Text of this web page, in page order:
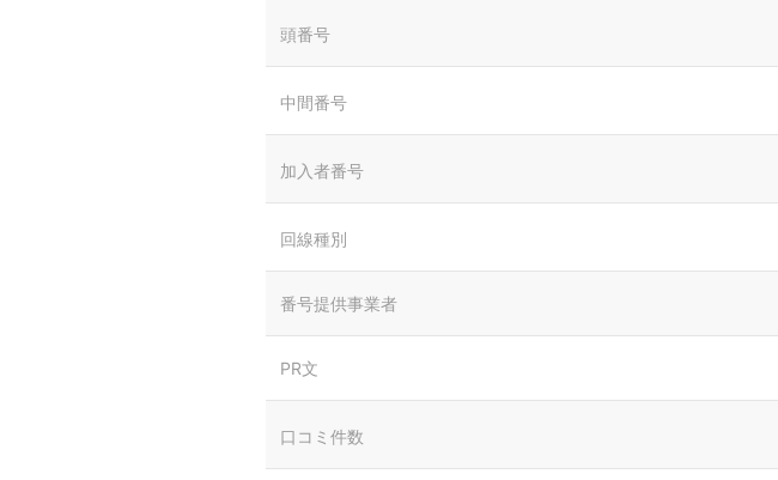
頭番号
中間番号
加入者番号
回線種別
番号提供事業者
PR文
口コミ件数